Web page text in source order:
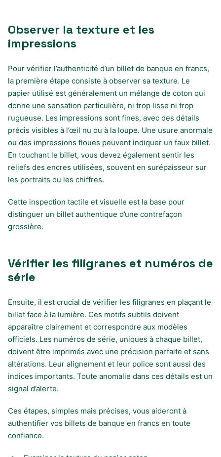
Observer la texture et les
impressions
Pour vérifier l’authenticité d’un billet de banque en francs,
la première étape consiste à observer sa texture. Le
papier utilisé est généralement un mélange de coton qui
donne une sensation particulière, ni trop lisse ni trop
rugueuse. Les impressions sont fines, avec des détails
précis visibles à l’œil nu ou à la loupe. Une usure anormale
ou des impressions floues peuvent indiquer un faux billet.
En touchant le billet, vous devez également sentir les
reliefs des encres utilisées, souvent en surépaisseur sur
les portraits ou les chiffres.
Cette inspection tactile et visuelle est la base pour
distinguer un billet authentique d’une contrefaçon
grossière.
Vérifier les filigranes et numéros de
série
Ensuite, il est crucial de vérifier les filigranes en plaçant le
billet face à la lumière. Ces motifs subtils doivent
apparaître clairement et correspondre aux modèles
officiels. Les numéros de série, uniques à chaque billet,
doivent être imprimés avec une précision parfaite et sans
altérations. Leur alignement et leur police sont aussi des
indices importants. Toute anomalie dans ces détails est un
signal d’alerte.
Ces étapes, simples mais précises, vous aideront à
authentifier vos billets de banque en francs en toute
confiance.